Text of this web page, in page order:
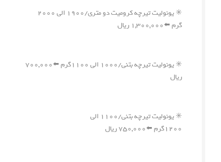
✳️ یونولیت تیرچه کرومیت دو متری/۱۹۰۰ الی ۲۰۰۰
گرم ⬅️۱,۳۰۰,۰۰۰ ریال
✳️ یونولیت تیرچه بتنی/۱۰۰۰ الی ۱۱۰۰گرم ⬅️۷۰۰,۰۰۰
ریال
✳️ یونولیت تیرچه بتنی/۱۱۰۰ الی
۱۲۰۰گرم ⬅️۷۵۰,۰۰۰ ریال